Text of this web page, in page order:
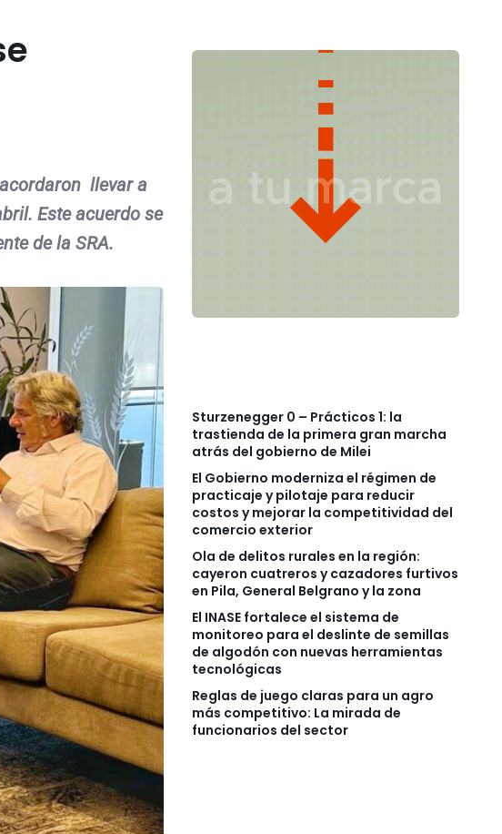
llevar a
Este acuerdo se
de la SRA.
Sturzenegger 0 – Prácticos 1: la
trastienda de la primera gran marcha
atrás del gobierno de Milei
El Gobierno moderniza el régimen de
practicaje y pilotaje para reducir
costos y mejorar la competitividad del
comercio exterior
Ola de delitos rurales en la región:
cayeron cuatreros y cazadores furtivos
en Pila, General Belgrano y la zona
El INASE fortalece el sistema de
monitoreo para el deslinte de semillas
de algodón con nuevas herramientas
tecnológicas
Reglas de juego claras para un agro
más competitivo: La mirada de
funcionarios del sector